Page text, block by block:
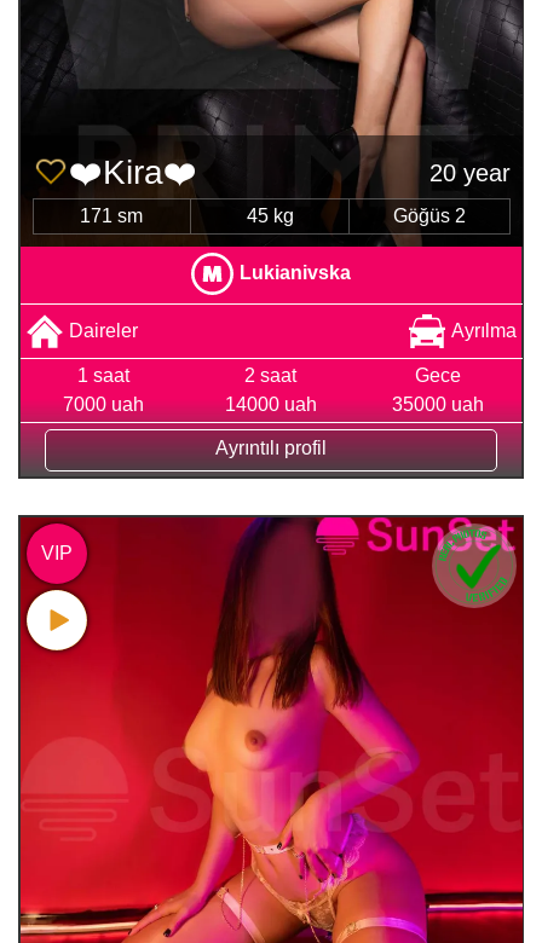
❤️Kira❤️ 20 year
171 sm 45 kg Göğüs 2
Lukianivska
Daireler Ayrılma
1 saat
7000 uah
2 saat
14000 uah
Gece
35000 uah
Ayrıntılı profil
VIP